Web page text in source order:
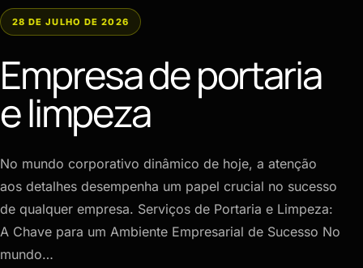
28 DE JULHO DE 2026
Empresa de portaria
e limpeza
No mundo corporativo dinâmico de hoje, a atenção
aos detalhes desempenha um papel crucial no sucesso
de qualquer empresa. Serviços de Portaria e Limpeza:
A Chave para um Ambiente Empresarial de Sucesso No
mundo…